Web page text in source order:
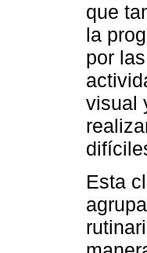
que
la
por
visual
Esta